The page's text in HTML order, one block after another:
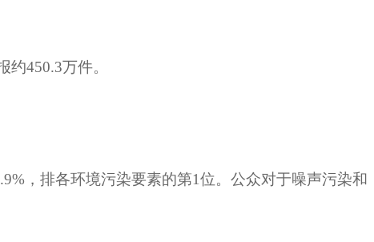
约450.3万件。
，排各环境污染要素的第1位。 公众对于噪声污染和